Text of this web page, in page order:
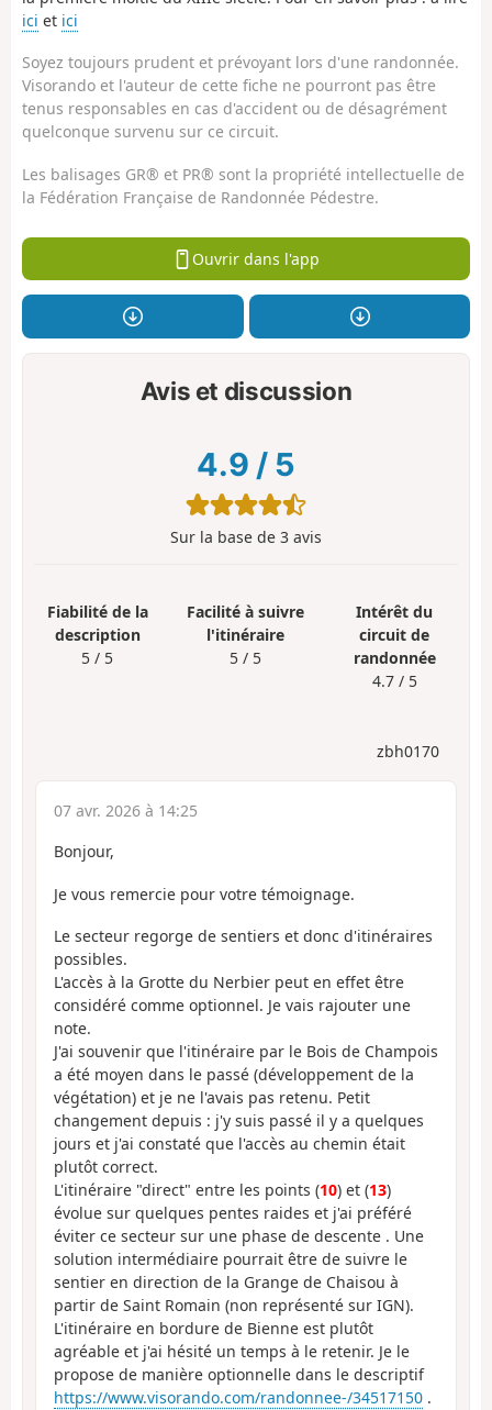
ici et ici
Soyez toujours prudent et prévoyant lors d'une randonnée.
Visorando et l'auteur de cette fiche ne pourront pas être
tenus responsables en cas d'accident ou de désagrément
quelconque survenu sur ce circuit.
Les balisages GR® et PR® sont la propriété intellectuelle de
la Fédération Française de Randonnée Pédestre.
Ouvrir dans l'app
Avis et discussion
4.9 / 5
Sur la base de 3 avis
Fiabilité de la
description
5 / 5
Facilité à suivre
l'itinéraire
5 / 5
Intérêt du
circuit de
randonnée
4.7 / 5
zbh0170
07 avr. 2026 à 14:25
Bonjour,
Je vous remercie pour votre témoignage.
Le secteur regorge de sentiers et donc d'itinéraires
possibles.
L'accès à la Grotte du Nerbier peut en effet être
considéré comme optionnel. Je vais rajouter une
note.
J'ai souvenir que l'itinéraire par le Bois de Champois
a été moyen dans le passé (développement de la
végétation) et je ne l'avais pas retenu. Petit
changement depuis : j'y suis passé il y a quelques
jours et j'ai constaté que l'accès au chemin était
plutôt correct.
L'itinéraire "direct" entre les points (10) et (13)
évolue sur quelques pentes raides et j'ai préféré
éviter ce secteur sur une phase de descente . Une
solution intermédiaire pourrait être de suivre le
sentier en direction de la Grange de Chaisou à
partir de Saint Romain (non représenté sur IGN).
L'itinéraire en bordure de Bienne est plutôt
agréable et j'ai hésité un temps à le retenir. Je le
propose de manière optionnelle dans le descriptif
https://www.visorando.com/randonnee-/34517150 .